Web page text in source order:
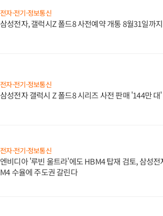
전자·전기·정보통신
삼성전자, 갤럭시Z 폴드8 사전예약 개통 8월31일까
전자·전기·정보통신
삼성전자 갤럭시 Z 폴드8 시리즈 사전 판매 '144만 대
전자·전기·정보통신
엔비디아 '루빈 울트라'에도 HBM4 탑재 검토, 삼성전
M4 수율에 주도권 갈린다